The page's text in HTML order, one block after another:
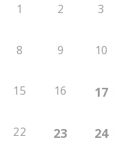
1 2 3
8 9 10
15 16 17
22 23 24